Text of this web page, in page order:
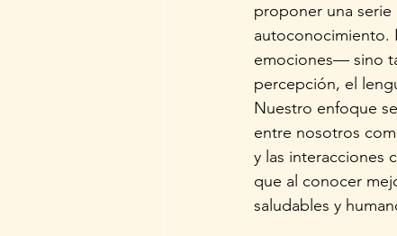
proponer una serie
autoconocimiento.
emociones— sino
percepción, el
Nuestro enfoque
entre nosotros
y las interacciones
que al conocer
saludables y